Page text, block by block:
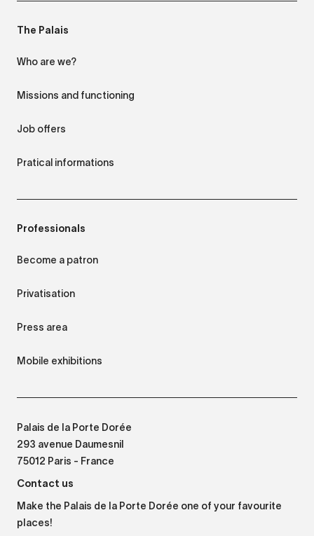
The Palais
Who are we?
Missions and functioning
Job offers
Pratical informations
Professionals
Become a patron
Privatisation
Press area
Mobile exhibitions
Palais de la Porte Dorée
293 avenue Daumesnil
75012 Paris - France
Contact us
Make the Palais de la Porte Dorée one of your favourite
places!